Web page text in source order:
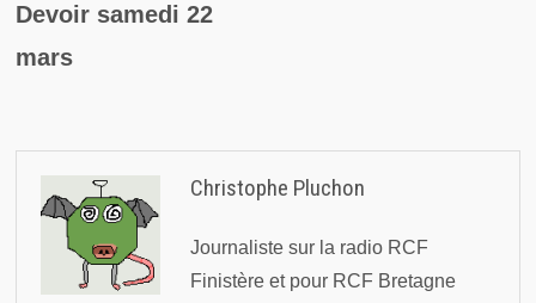
Devoir samedi 22
mars
Christophe Pluchon
Journaliste sur la radio RCF
Finistère et pour RCF Bretagne